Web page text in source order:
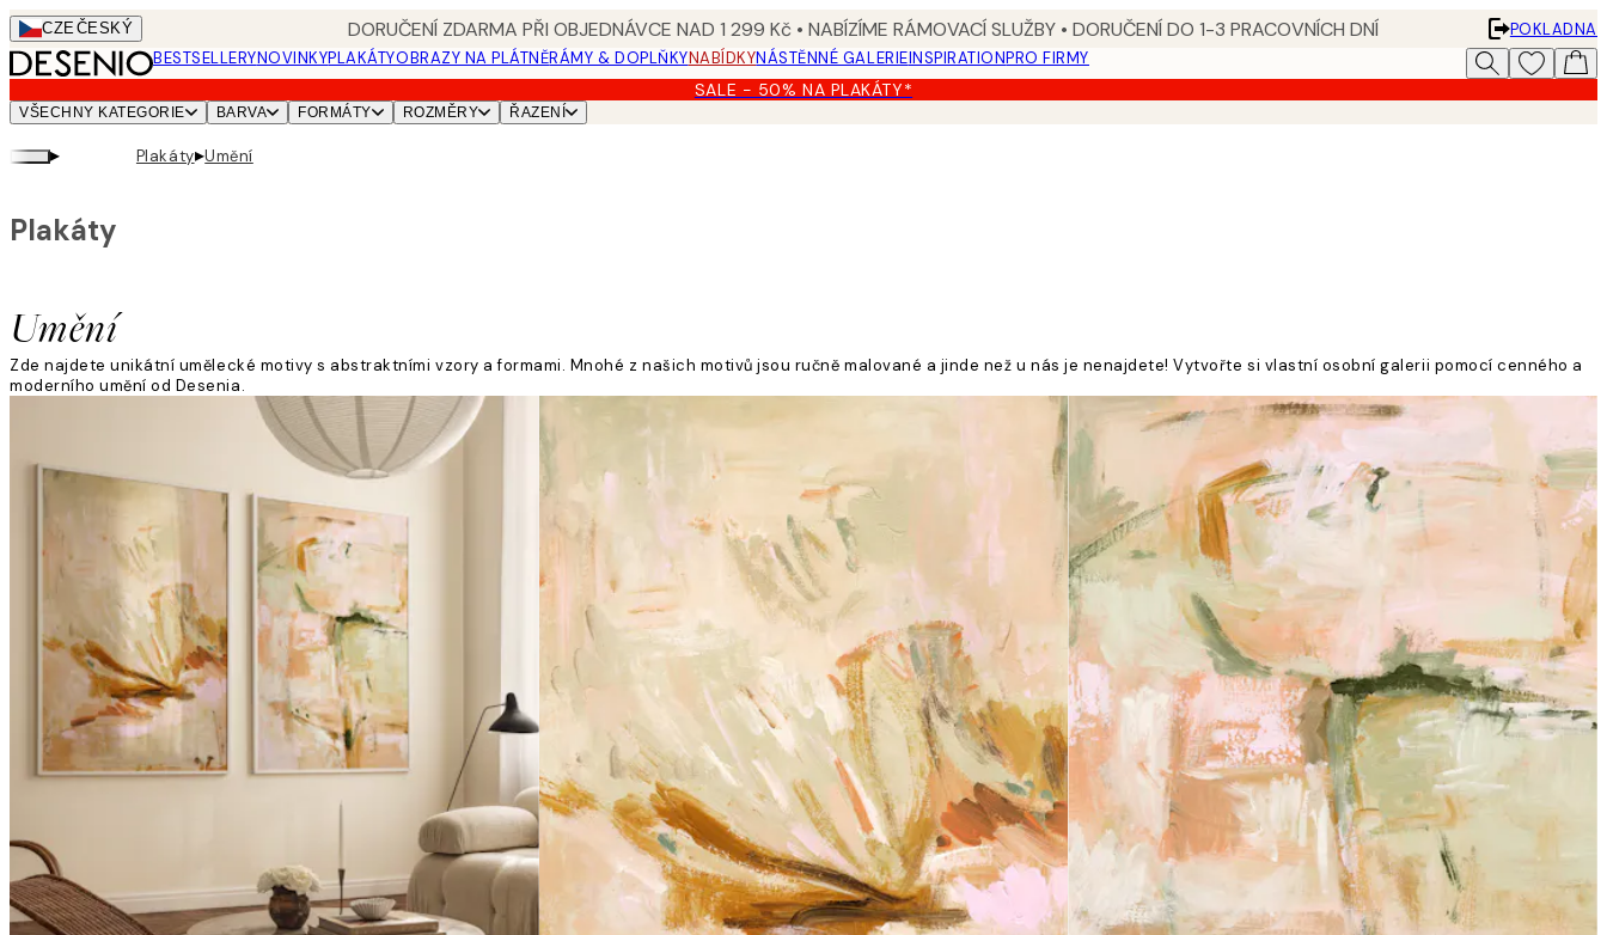
Skip
to
main
content.
CZEČESKÝ DORUČENÍ ZDARMA PŘI OBJEDNÁVCE NAD 1 299 Kč • NABÍZÍME RÁMOVACÍ SLUŽBY • DORUČENÍ DO 1-3 PRACOVNÍCH DNÍ
POKLADNA
BESTSELLERYNOVINKYPLAKÁTYOBRAZY NA PLÁTNĚRÁMY & DOPLŇKYNABÍDKYNÁSTĚNNÉ GALERIEINSPIRATIONPRO FIRMY
SALE - 50% NA PLAKÁTY*
VŠECHNY KATEGORIE BARVA FORMÁTY ROZMĚRY ŘAZENÍ
▸ Plakáty▸Umění
Umění
Plakáty
Zde najdete unikátní umělecké motivy s abstraktními vzory a formami. Mnohé z našich motivů jsou ručně malované a jinde než u nás je nenajdete! Vytvořte si vlastní osobní galerii pomocí cenného a
moderního umění od Desenia.